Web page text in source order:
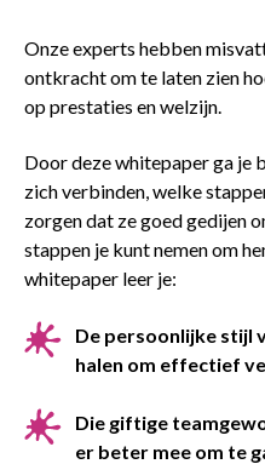
Onze experts hebben
ontkracht om te laten zien
op prestaties en welzijn.
Door deze whitepaper ga je
zich verbinden, welke
zorgen dat ze goed gedijen
stappen je kunt nemen om
whitepaper leer je:
De persoonlijke stijl
halen om effectief
Die giftige
er beter mee om te